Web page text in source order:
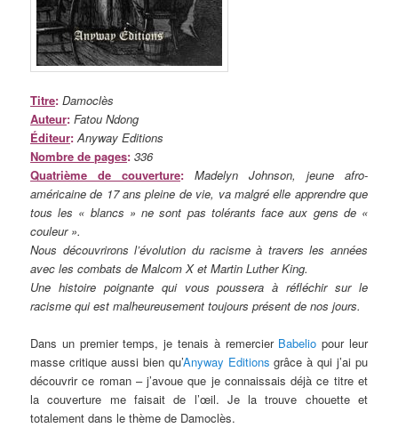
Titre: Damoclès
Auteur:Fatou Ndong
Éditeur:Anyway Editions
Nombre de pages:336
Quatrième de couverture: Madelyn Johnson, jeune afro-
américaine de 17 ans pleine de vie, va malgré elle apprendre que
tous les « blancs » ne sont pas tolérants face aux gens de «
couleur ».
Nous découvrirons l’évolution du racisme à travers les années
avec les combats de Malcom X et Martin Luther King.
Une histoire poignante qui vous poussera à réfléchir sur le
racisme qui est malheureusement toujours présent de nos jours.
Dans un premier temps, je tenais à remercier Babelio pour leur
masse critique aussi bien qu’Anyway Editions grâce à qui j’ai pu
découvrir ce roman – j’avoue que je connaissais déjà ce titre et
la couverture me faisait de l’œil. Je la trouve chouette et
totalement dans le thème de Damoclès.